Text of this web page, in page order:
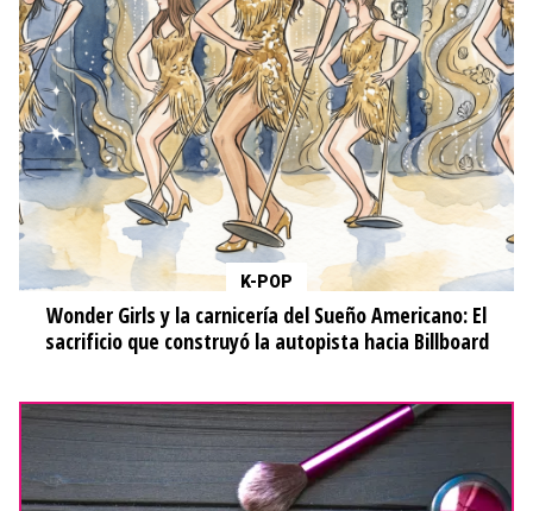
K-POP
Wonder Girls y la carnicería del Sueño Americano: El
sacrificio que construyó la autopista hacia Billboard